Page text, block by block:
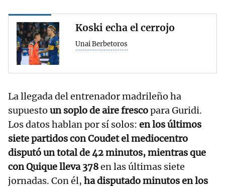
Koski echa el cerrojo
Unai Berbetoros
La llegada del entrenador madrileño ha
supuesto un soplo de aire frescopara Guridi.
Los datos hablan por sí solos: en los últimos
siete partidos con Coudet el mediocentro
disputó un total de 42 minutos, mientras que
con Quique lleva 378en las últimas siete
jornadas. Con él, ha disputado minutos en los